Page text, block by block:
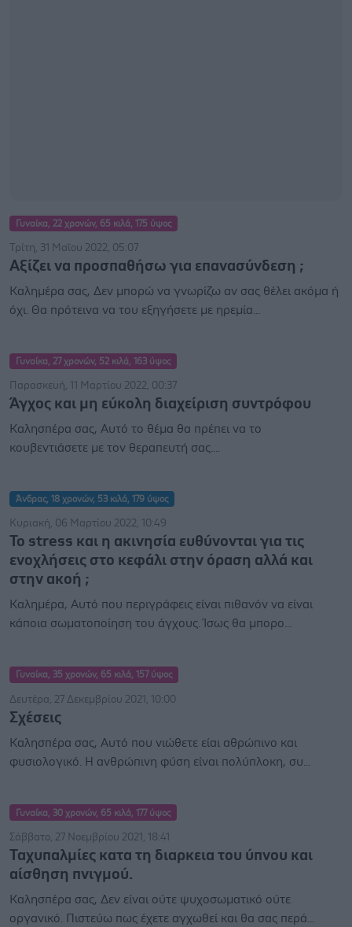
Γυναίκα, 22 χρονών, 65 κιλά, 175 ύψος
Τρίτη, 31 Μαΐου 2022, 05:07
Αξίζει να προσπαθήσω για επανασύνδεση ;
Καλημέρα σας, Δεν μπορώ να γνωρίζω αν σας θέλει ακόμα ή
όχι. Θα πρότεινα να του εξηγήσετε με ηρεμία...
Γυναίκα, 27 χρονών, 52 κιλά, 163 ύψος
Παρασκευή, 11 Μαρτίου 2022, 00:37
Άγχος και μη εύκολη διαχείριση συντρόφου
Καλησπέρα σας, Αυτό το θέμα θα πρέπει να το
κουβεντιάσετε με τον θεραπευτή σας....
Άνδρας, 18 χρονών, 53 κιλά, 179 ύψος
Κυριακή, 06 Μαρτίου 2022, 10:49
Το stress και η ακινησία ευθύνονται για τις
ενοχλήσεις στο κεφάλι στην όραση αλλά και
στην ακοή ;
Καλημέρα, Αυτό που περιγράφεις είναι πιθανόν να είναι
κάποια σωματοποίηση του άγχους. Ίσως θα μπορο...
Γυναίκα, 35 χρονών, 65 κιλά, 157 ύψος
Δευτέρα, 27 Δεκεμβρίου 2021, 10:00
Σχέσεις
Καλησπέρα σας, Αυτό που νιώθετε είαι αθρώπινο και
φυσιολογικό. Η ανθρώπινη φύση είναι πολύπλοκη, συ...
Γυναίκα, 30 χρονών, 65 κιλά, 177 ύψος
Σάββατο, 27 Νοεμβρίου 2021, 18:41
Ταχυπαλμίες κατα τη διαρκεια του ύπνου και
αίσθηση πνιγμού.
Καλησπέρα σας, Δεν είναι ούτε ψυχοσωματικό ούτε
οργανικό. Πιστεύω πως έχετε αγχωθεί και θα σας περά...